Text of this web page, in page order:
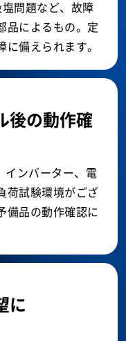
問題など、故障
品によるもの。定
備えられます。
後の動作確
インバーター、電
荷試験環境がござ
備品の動作確認に
に